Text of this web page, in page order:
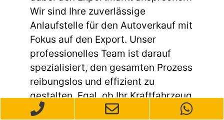
Wir sind Ihre zuverlässige
Anlaufstelle für den Autoverkauf mit
Fokus auf den Export. Unser
professionelles Team ist darauf
spezialisiert, den gesamten Prozess
reibungslos und effizient zu
gestalten. Egal, ob Ihr Kraftfahrzeug
gebraucht ist, einen Unfallschaden